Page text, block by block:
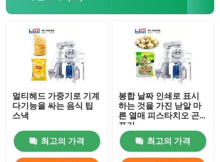
멀티헤드 가중기로 기계
다기능을 싸는 음식 팁
스낵
최고의 가격
봉합 날짜 인쇄로 표시
하는 것을 가진 낟알 마
른 열매 피스타치오 곤
포기
최고의 가격